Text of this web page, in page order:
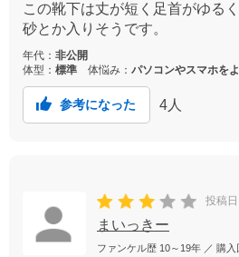
この靴下は丈が短く足首がゆる
砂とか入りそうです。
年代： 非公開
体型： 標準 体悩み： パソコンやスマホを
参考になった 4 人
投稿日
まいっきー
ファンケル歴 10～19年 ／ 購